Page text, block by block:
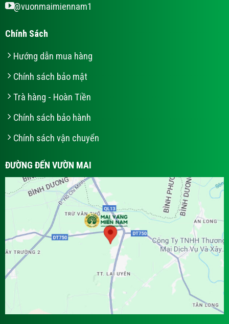
@vuonmaimiennam1
Chính Sách
Hướng dẫn mua hàng
Chính sách bảo mật
Trà hàng - Hoàn Tiền
Chính sách bảo hành
Chính sách vận chuyển
ĐƯỜNG ĐẾN VƯỜN MAI